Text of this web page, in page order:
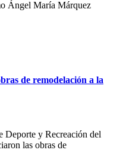
Ángel María Márquez
de remodelación a la
Deporte y Recreación del
las obras de